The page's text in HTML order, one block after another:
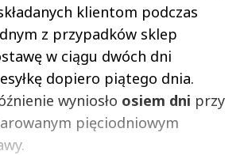
klientom podczas
z przypadków sklep
w ciągu dwóch dni
dopiero piątego dnia.
wyniosło osiem dni przy
pięciodniowym